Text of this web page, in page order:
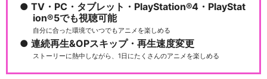
TV・PC・タブレット・PlayStation®4・PlayStat
ion®5でも視聴可能
自分に合った環境でいつでもアニメを楽しめる
連続再生&OPスキップ・再生速度変更
ストーリーに熱中しながら、1日にたくさんのアニメを楽しめる